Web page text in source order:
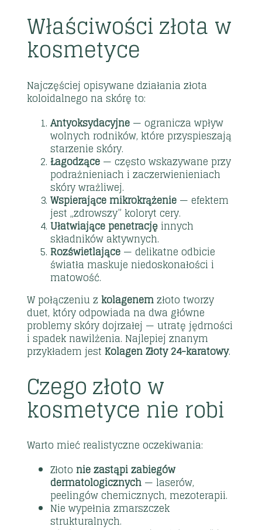
Właściwości złota w
kosmetyce
Najczęściej opisywane działania złota
koloidalnego na skórę to:
Antyoksydacyjne — ogranicza wpływ
wolnych rodników, które przyspieszają
starzenie skóry.
Łagodzące — często wskazywane przy
podrażnieniach i zaczerwienieniach
skóry wrażliwej.
Wspierające mikrokrążenie — efektem
jest „zdrowszy” koloryt cery.
Ułatwiające penetrację innych
składników aktywnych.
Rozświetlające — delikatne odbicie
światła maskuje niedoskonałości i
matowość.
W połączeniu zkolagenemzłoto tworzy
duet, który odpowiada na dwa główne
problemy skóry dojrzałej — utratę jędrności
i spadek nawilżenia. Najlepiej znanym
przykładem jest Kolagen Złoty 24-karatowy.
Czego złoto w
kosmetyce nie robi
Warto mieć realistyczne oczekiwania:
Złoto nie zastąpi zabiegów
dermatologicznych — laserów,
peelingów chemicznych, mezoterapii.
Nie wypełnia zmarszczek
strukturalnych.